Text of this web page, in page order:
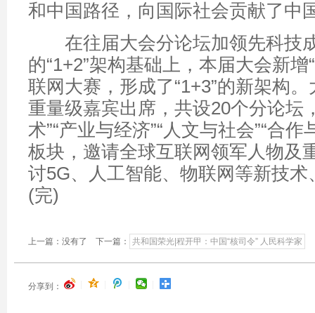
和中国路径，向国际社会贡献了中
在往届大会分论坛加领先科技
的“1+2”架构基础上，本届大会新增
联网大赛，形成了“1+3”的新架构
重量级嘉宾出席，共设20个分论坛
术”“产业与经济”“人文与社会”“合
板块，邀请全球互联网领军人物及
讨5G、人工智能、物联网等新技术
(完)
上一篇：没有了 下一篇： 共和国荣光|程开甲：中国“核司令” 人民科学家
分享到：